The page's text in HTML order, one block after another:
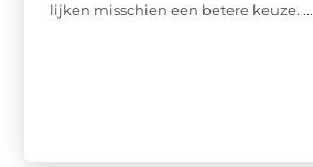
lijken misschien een betere keuze. ...